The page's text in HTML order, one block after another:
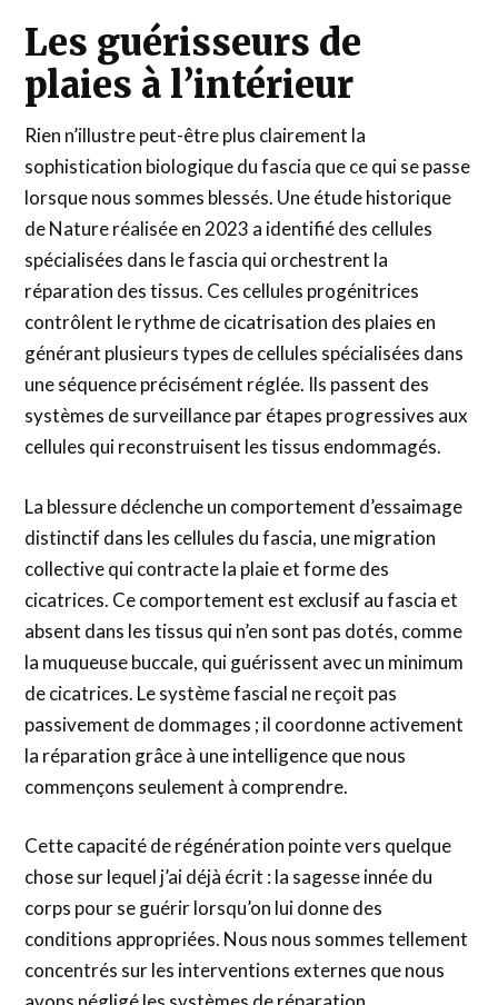
Les guérisseurs de
plaies à l’intérieur
Rien n’illustre peut-être plus clairement la
sophistication biologique du fascia que ce qui se passe
lorsque nous sommes blessés. Une étude historique
de Nature réalisée en 2023 a identifié des cellules
spécialisées dans le fascia qui orchestrent la
réparation des tissus. Ces cellules progénitrices
contrôlent le rythme de cicatrisation des plaies en
générant plusieurs types de cellules spécialisées dans
une séquence précisément réglée. Ils passent des
systèmes de surveillance par étapes progressives aux
cellules qui reconstruisent les tissus endommagés.
La blessure déclenche un comportement d’essaimage
distinctif dans les cellules du fascia, une migration
collective qui contracte la plaie et forme des
cicatrices. Ce comportement est exclusif au fascia et
absent dans les tissus qui n’en sont pas dotés, comme
la muqueuse buccale, qui guérissent avec un minimum
de cicatrices. Le système fascial ne reçoit pas
passivement de dommages ; il coordonne activement
la réparation grâce à une intelligence que nous
commençons seulement à comprendre.
Cette capacité de régénération pointe vers quelque
chose sur lequel j’ai déjà écrit : la sagesse innée du
corps pour se guérir lorsqu’on lui donne des
conditions appropriées. Nous nous sommes tellement
concentrés sur les interventions externes que nous